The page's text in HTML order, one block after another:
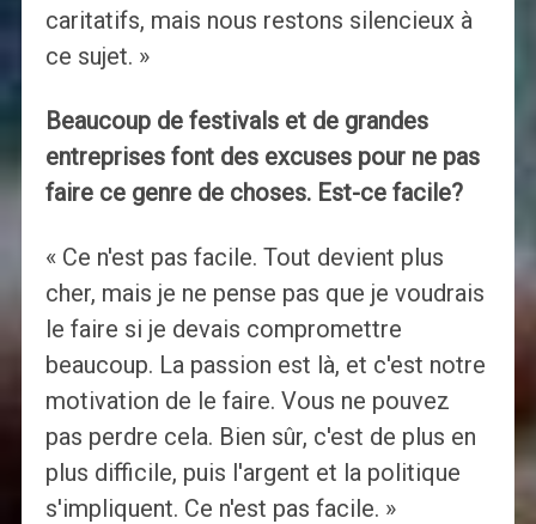
caritatifs, mais nous restons silencieux à
ce sujet. »
Beaucoup de festivals et de grandes
entreprises font des excuses pour ne pas
faire ce genre de choses. Est-ce facile?
« Ce n'est pas facile. Tout devient plus
cher, mais je ne pense pas que je voudrais
le faire si je devais compromettre
beaucoup. La passion est là, et c'est notre
motivation de le faire. Vous ne pouvez
pas perdre cela. Bien sûr, c'est de plus en
plus difficile, puis l'argent et la politique
s'impliquent. Ce n'est pas facile. »